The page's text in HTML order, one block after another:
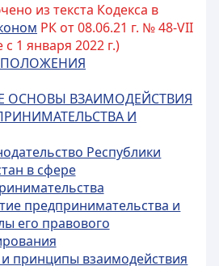
из текста Кодекса в
РК от 08.06.21 г. № 48-VII
1 января 2022 г.)
ПОЛОЖЕНИЯ
ОСНОВЫ ВЗАИМОДЕЙСТВИЯ
И
Республики
в сфере
предпринимательства и
его правового
принципы взаимодействия